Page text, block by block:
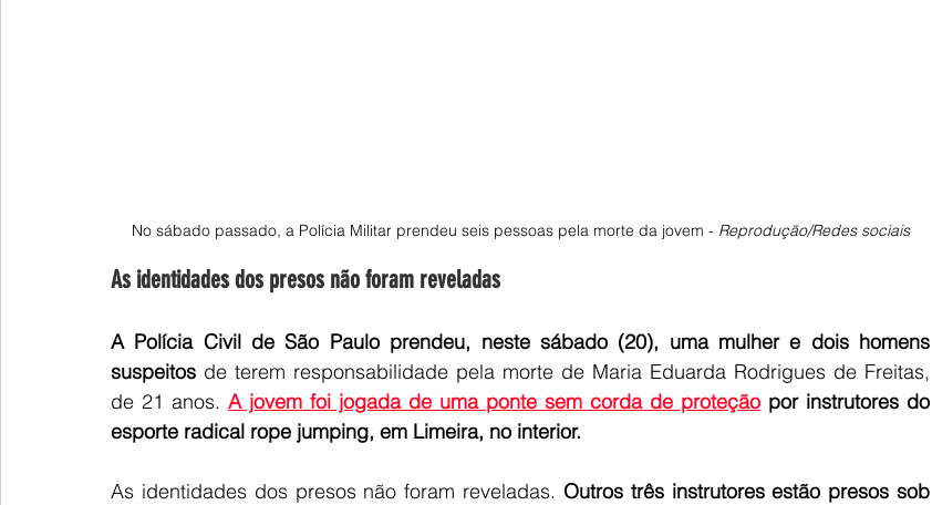
No sábado passado, a Polícia Militar prendeu seis pessoas pela morte da jovem - Reprodução/Redes sociais
As identidades dos presos não foram reveladas
A Polícia Civil de São Paulo prendeu, neste sábado (20), uma mulher e dois homens
suspeitos de terem responsabilidade pela morte de Maria Eduarda Rodrigues de Freitas,
de 21 anos. A jovem foi jogada de uma ponte sem corda de proteção por instrutores do
esporte radical rope jumping, em Limeira, no interior.
As identidades dos presos não foram reveladas. Outros três instrutores estão presos sob